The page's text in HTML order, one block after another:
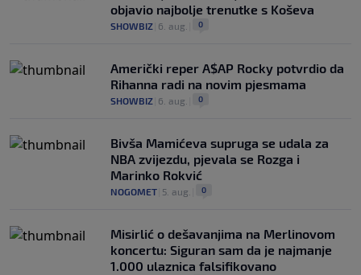
objavio najbolje trenutke s Koševa
SHOWBIZ 6. aug. 0
Američki reper A$AP Rocky potvrdio da
Rihanna radi na novim pjesmama
SHOWBIZ 6. aug. 0
Bivša Mamićeva supruga se udala za
NBA zvijezdu, pjevala se Rozga i
Marinko Rokvić
NOGOMET 5. aug. 0
Misirlić o dešavanjima na Merlinovom
koncertu: Siguran sam da je najmanje
1.000 ulaznica falsifikovano